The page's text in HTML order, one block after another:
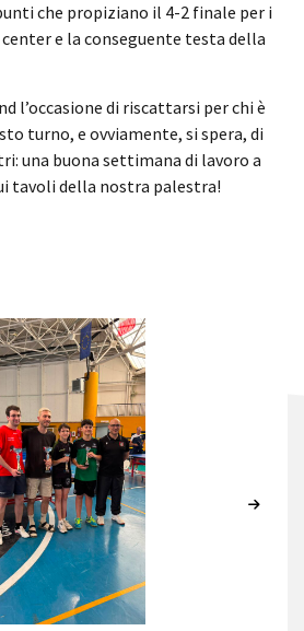
che propiziano il 4-2 finale per i
e la conseguente testa della
l’occasione di riscattarsi per chi è
turno, e ovviamente, si spera, di
una buona settimana di lavoro a
tavoli della nostra palestra!